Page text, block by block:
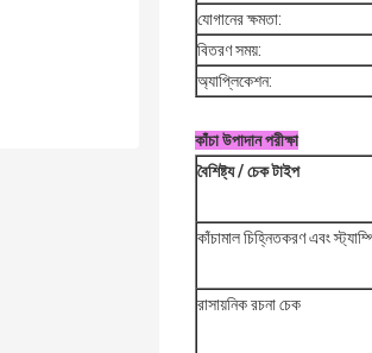
যোগানের ক্ষমতা:
বিতরণ সময়:
অ্যাপ্লিকেশন:
কাঁচা উপাদান পরীক্ষা
বৈশিষ্ট্য / চেক টাইপ
কাঁচামাল চিহ্নিতকরণ এবং
রাসায়নিক রচনা চেক